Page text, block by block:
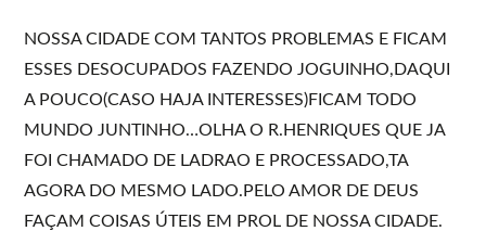
NOSSA CIDADE COM TANTOS PROBLEMAS E FICAM
ESSES DESOCUPADOS FAZENDO JOGUINHO,DAQUI
A POUCO(CASO HAJA INTERESSES)FICAM TODO
MUNDO JUNTINHO…OLHA O R.HENRIQUES QUE JA
FOI CHAMADO DE LADRAO E PROCESSADO,TA
AGORA DO MESMO LADO.PELO AMOR DE DEUS
FAÇAM COISAS ÚTEIS EM PROL DE NOSSA CIDADE.